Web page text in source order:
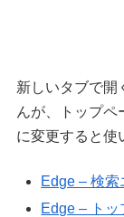
新しいタブで開
んが、トップペ
に変更すると使
Edge – 検
Edge – ト